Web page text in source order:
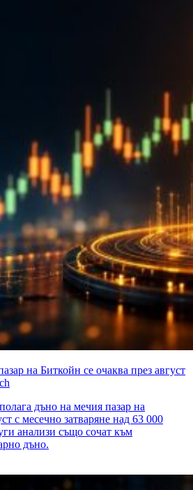
на Биткойн се очаква през август
дъно на мечия пазар на
с месечно затваряне над 63 000
анализи също сочат към
дъно.